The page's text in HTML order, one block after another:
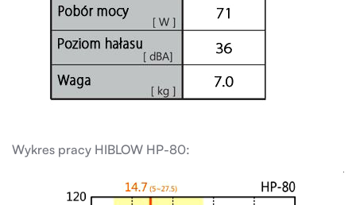
Wykres pracy HIBLOW HP-80: